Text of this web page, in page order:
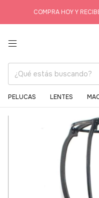
COMPRA HOY Y
PELUCAS LENTES